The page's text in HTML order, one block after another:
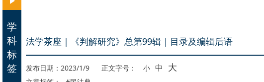
法学茶座｜《判解研究》总第99辑｜目录及编辑后语
发布日期：2023/1/9 正文字号： 小 中 大
学
科
标
签